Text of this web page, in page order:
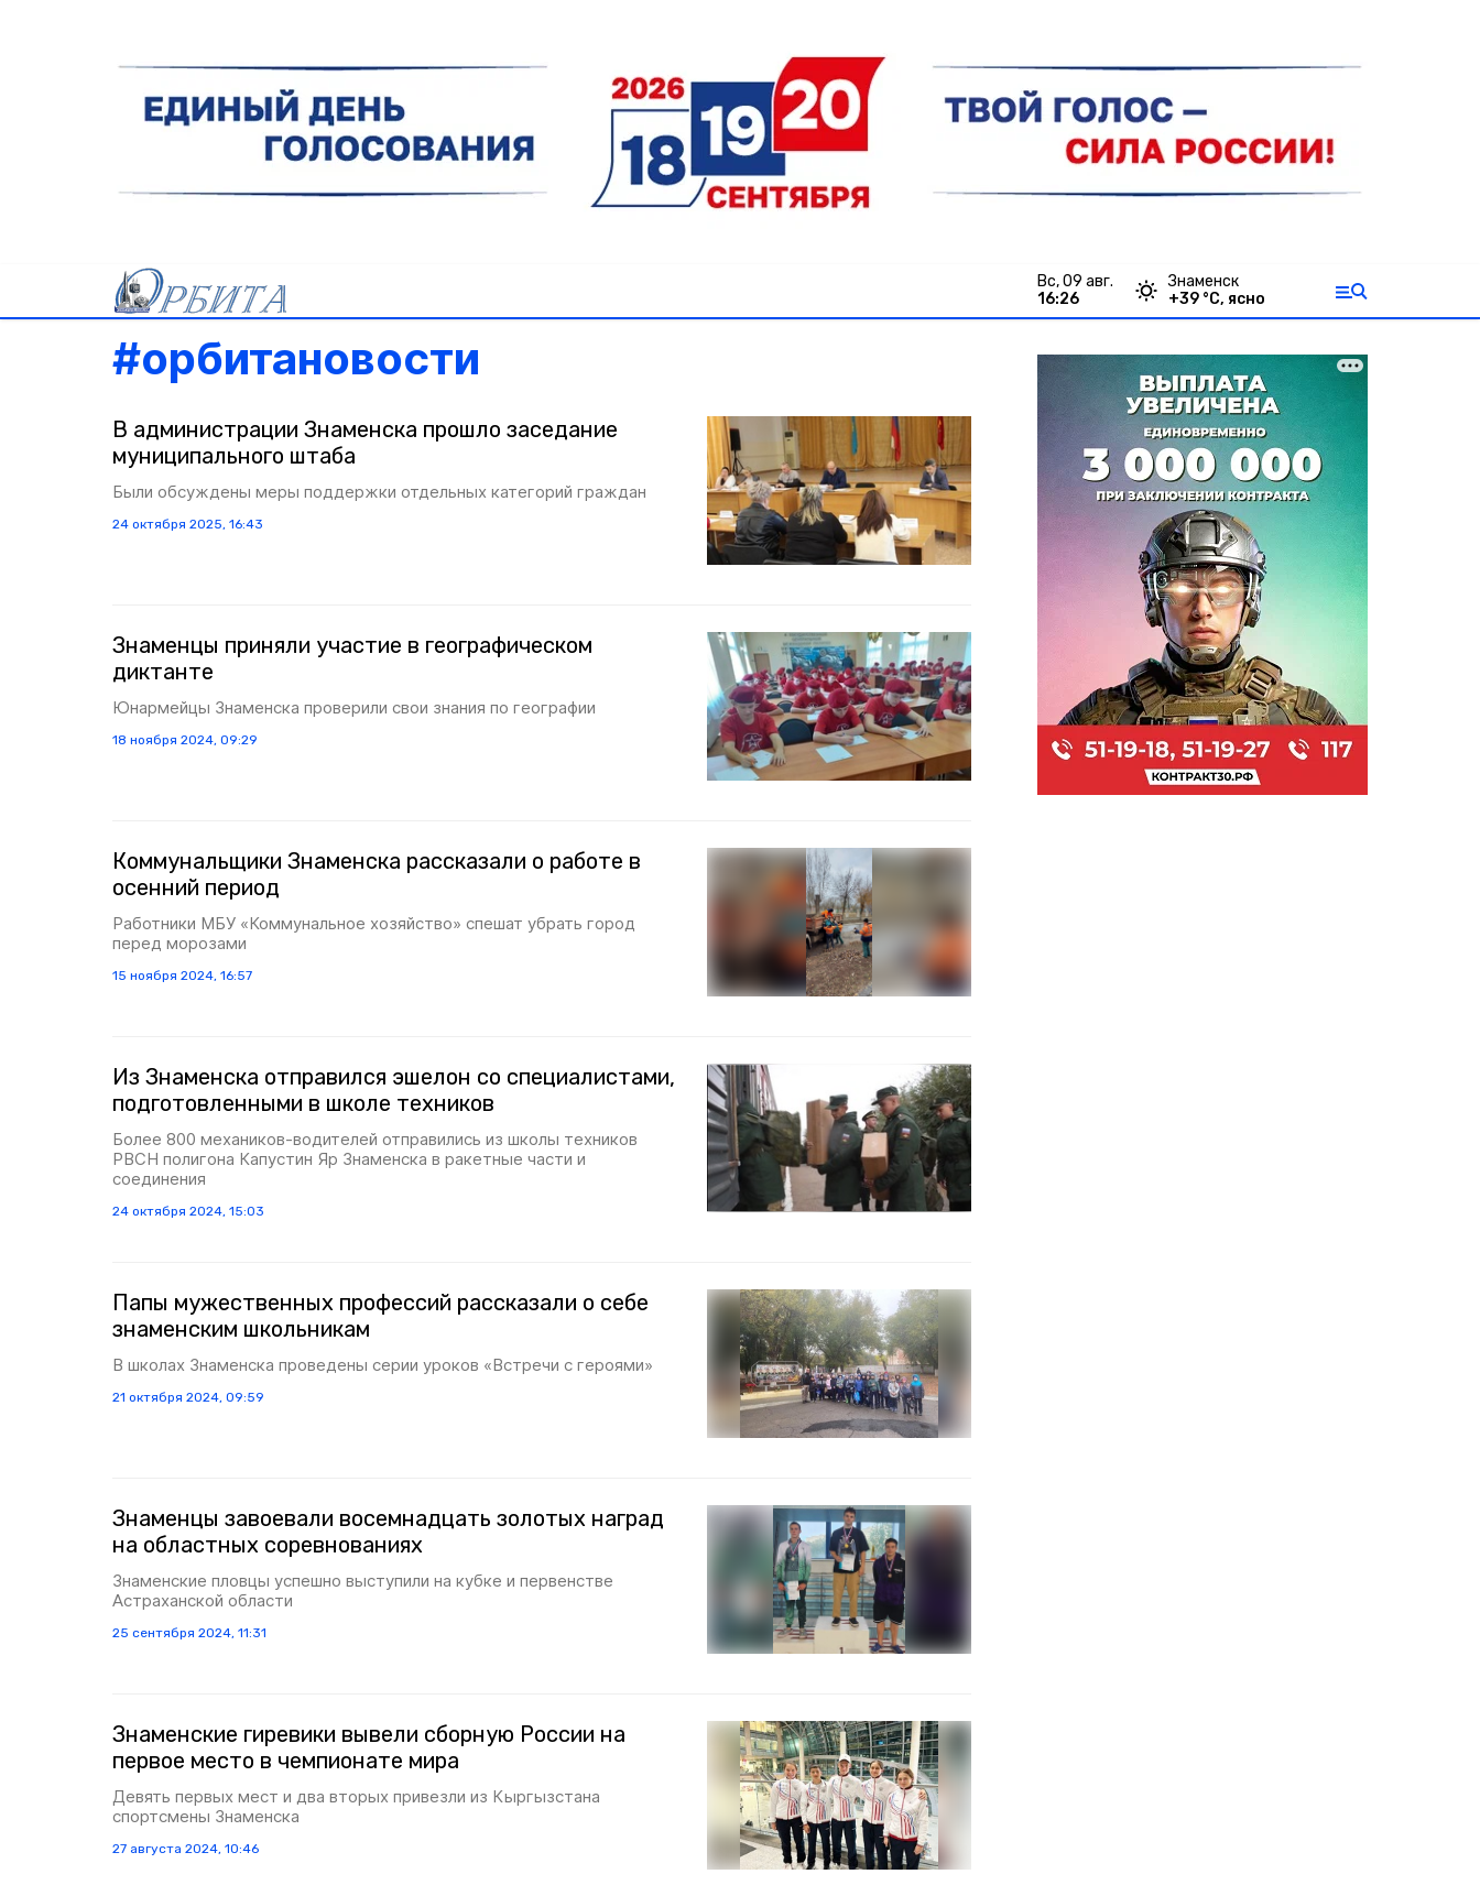
вс, 09 авг.
16:26
Знаменск
+39 °С, ясно
#орбитановости
В администрации Знаменска прошло заседание
муниципального штаба
Были обсуждены меры поддержки отдельных категорий граждан
24 октября 2025, 16:43
Знаменцы приняли участие в географическом
диктанте
Юнармейцы Знаменска проверили свои знания по географии
18 ноября 2024, 09:29
Коммунальщики Знаменска рассказали о работе в
осенний период
Работники МБУ «Коммунальное хозяйство» спешат убрать город
перед морозами
15 ноября 2024, 16:57
Из Знаменска отправился эшелон со специалистами,
подготовленными в школе техников
Более 800 механиков-водителей отправились из школы техников
РВСН полигона Капустин Яр Знаменска в ракетные части и
соединения
24 октября 2024, 15:03
Папы мужественных профессий рассказали о себе
знаменским школьникам
В школах Знаменска проведены серии уроков «Встречи с героями»
21 октября 2024, 09:59
Знаменцы завоевали восемнадцать золотых наград
на областных соревнованиях
Знаменские пловцы успешно выступили на кубке и первенстве
Астраханской области
25 сентября 2024, 11:31
Знаменские гиревики вывели сборную России на
первое место в чемпионате мира
Девять первых мест и два вторых привезли из Кыргызстана
спортсмены Знаменска
27 августа 2024, 10:46